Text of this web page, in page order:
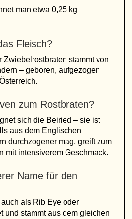
man etwa 0,25 kg
Fleisch?
Zwiebelrostbraten stammt von
– geboren, aufgezogen
zum Rostbraten?
sich die Beiried – sie ist
aus dem Englischen
durchzogener mag, greift zum
mit intensiverem Geschmack.
Name für den
als Rib Eye oder
und stammt aus dem gleichen